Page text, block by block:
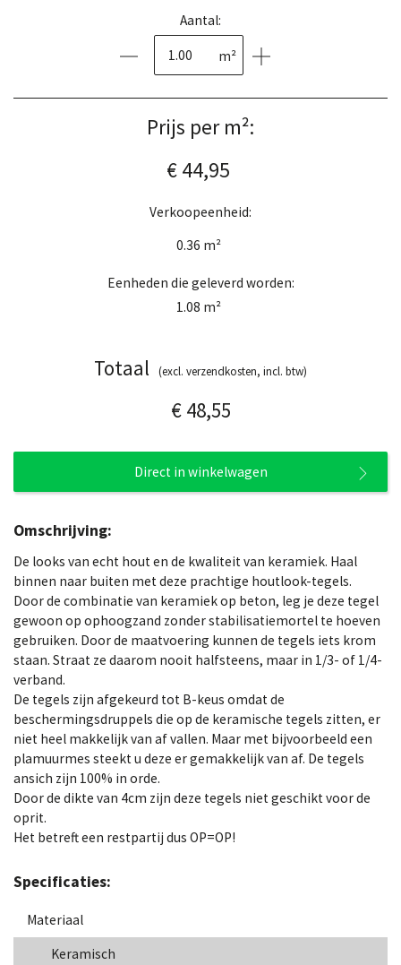
Aantal:
m²
Prijs per m²:
€ 44,95
Verkoopeenheid:
0.36 m²
Eenheden die geleverd worden:
1.08 m²
Totaal (excl. verzendkosten, incl. btw)
€ 48,55
Direct in winkelwagen
Omschrijving:
De looks van echt hout en de kwaliteit van keramiek. Haal
binnen naar buiten met deze prachtige houtlook-tegels.
Door de combinatie van keramiek op beton, leg je deze tegel
gewoon op ophoogzand zonder stabilisatiemortel te hoeven
gebruiken. Door de maatvoering kunnen de tegels iets krom
staan. Straat ze daarom nooit halfsteens, maar in 1/3- of 1/4-
verband.
De tegels zijn afgekeurd tot B-keus omdat de
beschermingsdruppels die op de keramische tegels zitten, er
niet heel makkelijk van af vallen. Maar met bijvoorbeeld een
plamuurmes steekt u deze er gemakkelijk van af. De tegels
ansich zijn 100% in orde.
Door de dikte van 4cm zijn deze tegels niet geschikt voor de
oprit.
Het betreft een restpartij dus OP=OP!
Specificaties:
Materiaal
Keramisch